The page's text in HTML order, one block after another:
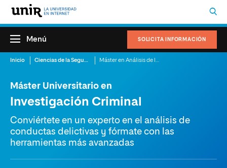
SOLICITA INFORMACIÓN
Menú
Inicio Ciencias de la Seguridad
Máster Universitario en
Investigación Criminal
Conviértete en un experto en el análisis de
conductas delictivas y fórmate con las
herramientas más avanzadas